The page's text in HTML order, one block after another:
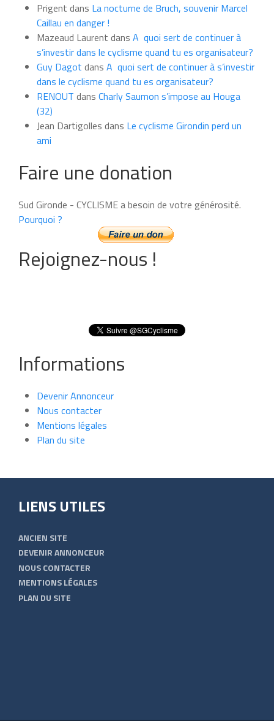
moisPrigent dans La nocturne de Bruch, souvenir Marcel
Caillau en danger !
Mazeaud Laurent dans A quoi sert de continuer à
s’investir dans le cyclisme quand tu es organisateur?
Guy Dagot dans A quoi sert de continuer à s’investir
dans le cyclisme quand tu es organisateur?
RENOUT dans Charly Saumon s’impose au Houga
(32)
Jean Dartigolles dans Le cyclisme Girondin perd un
ami
Faire une donation
Sud Gironde - CYCLISME a besoin de votre générosité.
Pourquoi ?
Rejoignez-nous !
Informations
Devenir Annonceur
Nous contacter
Mentions légales
Plan du site
LIENS UTILES
ANCIEN SITE
DEVENIR ANNONCEUR
NOUS CONTACTER
MENTIONS LÉGALES
PLAN DU SITE